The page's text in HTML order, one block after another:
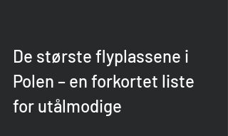
De største flyplassene i
Polen – en forkortet liste
for utålmodige